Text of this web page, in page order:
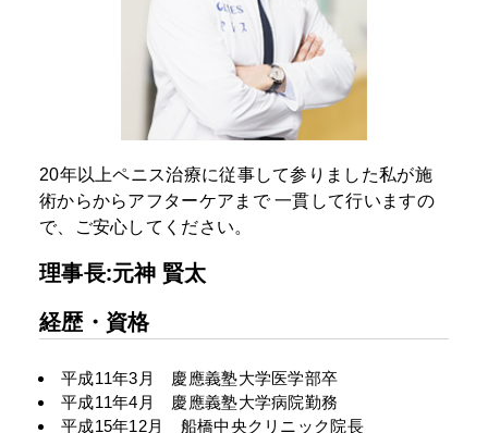
20年以上ペニス治療に従事して参りました私が施
術からからアフターケアまで一貫して行いますの
で、ご安心してください。
理事長:元神 賢太
経歴・資格
平成11年3月 慶應義塾大学医学部卒
平成11年4月 慶應義塾大学病院勤務
平成15年12月 船橋中央クリニック院長